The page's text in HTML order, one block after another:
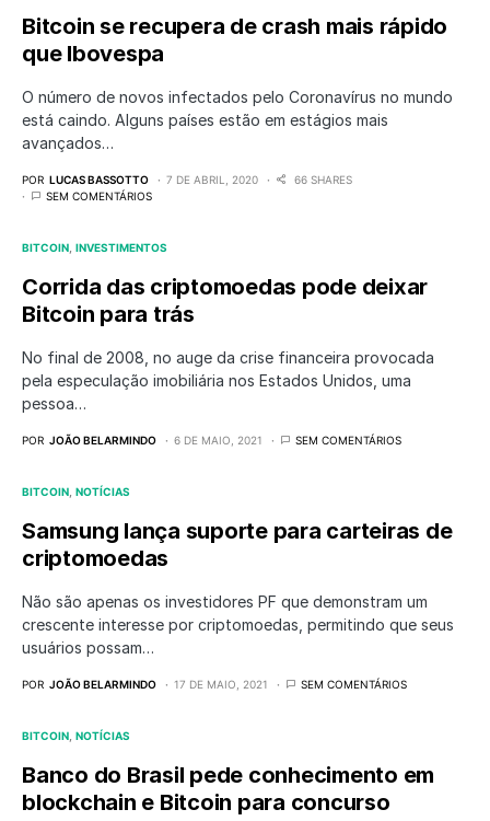
Bitcoin se recupera de crash mais rápido
que Ibovespa
O número de novos infectados pelo Coronavírus no mundo
está caindo. Alguns países estão em estágios mais
avançados…
POR LUCAS BASSOTTO 7 DE ABRIL, 2020
66 SHARES
SEM COMENTÁRIOS
BITCOIN INVESTIMENTOS
Corrida das criptomoedas pode deixar
Bitcoin para trás
No final de 2008, no auge da crise financeira provocada
pela especulação imobiliária nos Estados Unidos, uma
pessoa…
POR JOÃO BELARMINDO 6 DE MAIO, 2021 SEM COMENTÁRIOS
BITCOIN NOTÍCIAS
Samsung lança suporte para carteiras de
criptomoedas
Não são apenas os investidores PF que demonstram um
crescente interesse por criptomoedas, permitindo que seus
usuários possam…
POR JOÃO BELARMINDO 17 DE MAIO, 2021 SEM COMENTÁRIOS
BITCOIN NOTÍCIAS
Banco do Brasil pede conhecimento em
blockchain e Bitcoin para concurso